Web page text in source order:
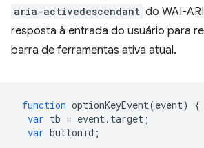
aria-activedescendant do WAI-
resposta à entrada do usuário para
barra de ferramentas ativa atual.
function optionKeyEvent(event)
{
var tb = event . target ;
var buttonid ;